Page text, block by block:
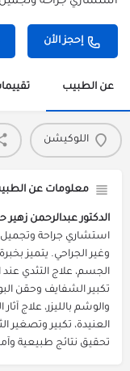
إحجز الأن
عن الطبيب
اللوكيشن
معلومات عن
الدكتور عبدالرحمن
استشاري جراحة
وغير الجراحي. يتميز
الجسم، علاج التثدي عند
تكبير الشفايف وحقن
والوشم بالليزر، علاج
العنيدة، تكبير وتصغير
تحقيق نتائج طبيعية